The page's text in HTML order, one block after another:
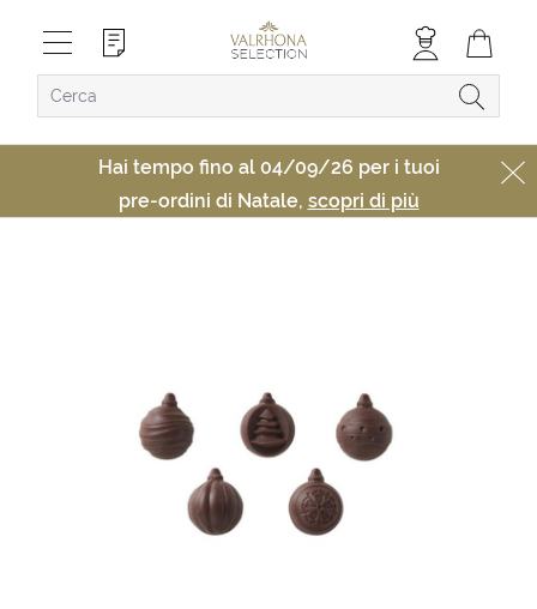
Hai tempo fino al 04/09/26 per i tuoi
pre-ordini di Natale, scopri di più